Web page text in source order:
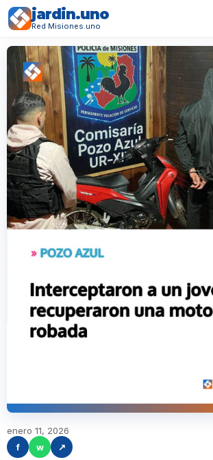
jardin.uno
Red Misiones.uno
enero 11, 2026
f
w ↗